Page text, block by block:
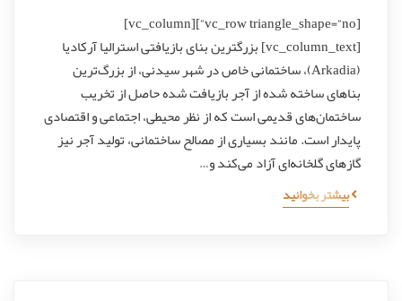
[vc_row triangle_shape=”no”][vc_column]
[vc_column_text] بزرگترین بنای بازیافتی استرالیا آرکادیا
(Arkadia)، ساختمانی خاص در شهر سیدنی، از بزرگ‌ترین
بناهای ساخته شده از آجر بازیافت شده حاصل از تخریب
ساختمان‌های قدیمی است که از نظر محیطی، اجتماعی و اقتصادی
پایدار است. مانند بسیاری از مصالح ساختمانی، تولید آجر نیز
گازهای گلخانه‌ای آزاد می‌کند و…
بیشتر بخوانید